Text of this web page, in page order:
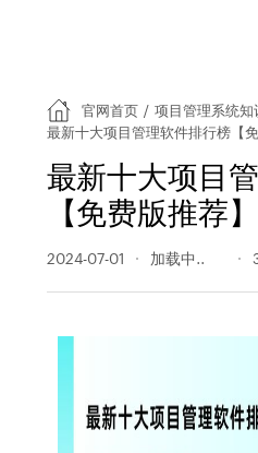
官网首页 / 项目管理系统知
最新十大项目管理软件排行榜【免
最新十大项目
【免费版推荐】
2024-07-01 293 阅读量